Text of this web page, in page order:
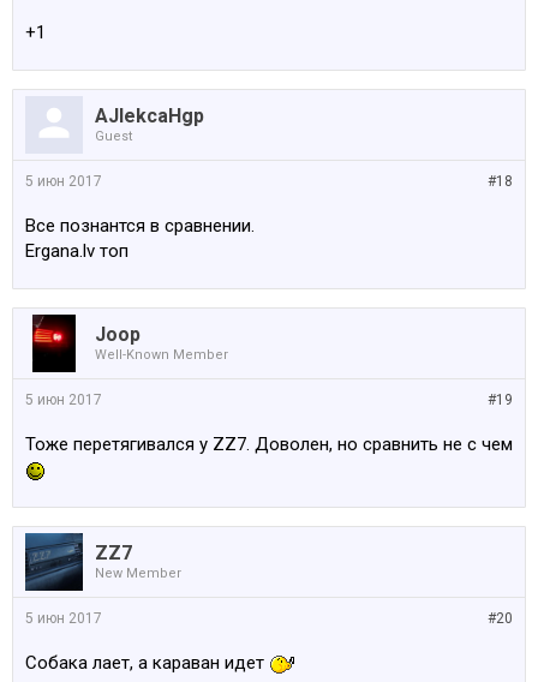
+1
AJlekcaHgp
Guest
#18
5 июн 2017
Все познантся в сравнении.
Ergana.lv топ
Joop
Well-Known Member
#19
5 июн 2017
Тоже перетягивался у ZZ7. Доволен, но сравнить не с чем
ZZ7
New Member
#20
5 июн 2017
Собака лает, а караван идет